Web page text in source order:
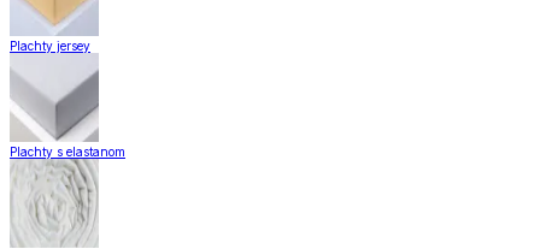
Plachty jersey
Plachty s elastanom